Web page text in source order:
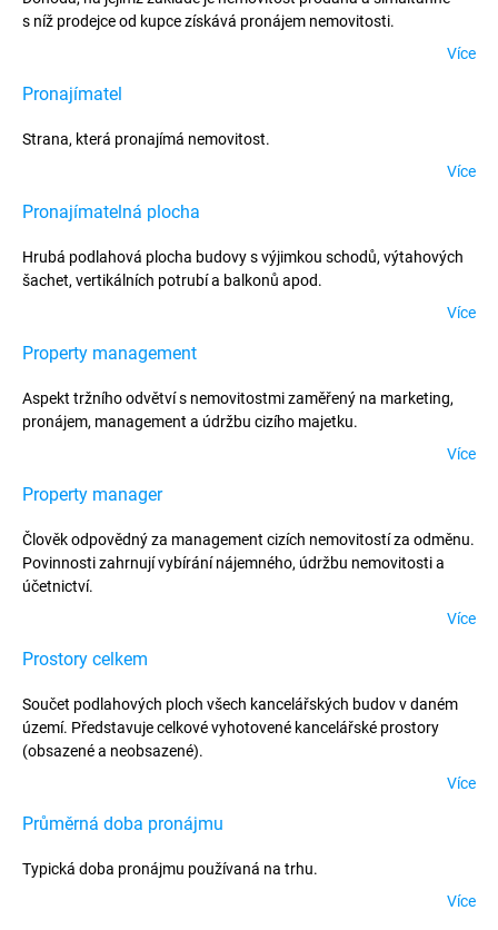
s níž prodejce od kupce získává pronájem nemovitosti.
Více
Pronajímatel
Strana, která pronajímá nemovitost.
Více
Pronajímatelná plocha
Hrubá podlahová plocha budovy s výjimkou schodů, výtahových
šachet, vertikálních potrubí a balkonů apod.
Více
Property management
Aspekt tržního odvětví s nemovitostmi zaměřený na marketing,
pronájem, management a údržbu cizího majetku.
Více
Property manager
Člověk odpovědný za management cizích nemovitostí za odměnu.
Povinnosti zahrnují vybírání nájemného, údržbu nemovitosti a
účetnictví.
Více
Prostory celkem
Součet podlahových ploch všech kancelářských budov v daném
území. Představuje celkové vyhotovené kancelářské prostory
(obsazené a neobsazené).
Více
Průměrná doba pronájmu
Typická doba pronájmu používaná na trhu.
Více